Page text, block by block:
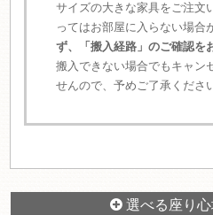
サイズの大きな家具をご注文
ってはお部屋に入らない場合
ず、「搬入経路」のご確認を
搬入できない場合でもキャン
せんので、予めご了承ください
選べる座り心